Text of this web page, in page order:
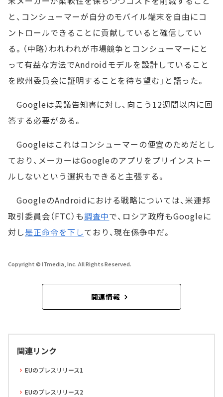
と、コンシューマーが自分のモバイル端末を自由にコ
ントロールできることに貢献していると確信してい
る。（中略）われわれが市場競争とコンシューマーにと
って有益な方法でAndroidモデルを設計していること
を欧州委員会に証明することを待ち望む」と語った。
Googleは異議告知書に対し、向こう12週間以内に回
答する必要がある。
Googleはこれはコンシューマーの便宜のためだとし
ており、メーカーはGoogleのアプリをプリインストー
ルしないという選択もできると主張する。
GoogleのAndroidにおける戦略については、米連邦
取引委員会（FTC）も調査中で、ロシア政府もGoogleに
対し是正命令を下しており、現在係争中だ。
Copyright © ITmedia, Inc. All Rights Reserved.
関連情報
関連リンク
EUのプレスリリース1
EUのプレスリリース2